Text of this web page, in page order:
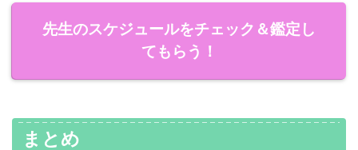
先生のスケジュールをチェック＆鑑定し
てもらう！
まとめ